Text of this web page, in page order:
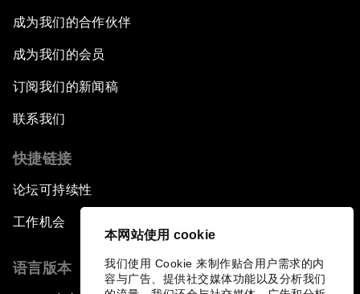
本网站使用 cookie
我们使用 Cookie 来制作贴合用户需求的内
容与广告、提供社交媒体功能以及分析我们
成为我们的合作伙伴
成为我们的会员
订阅我们的新闻稿
联系我们
快捷链接
论坛可持续性
工作机会
语言版本